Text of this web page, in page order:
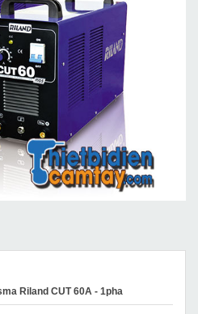
Riland CUT 60A - 1pha